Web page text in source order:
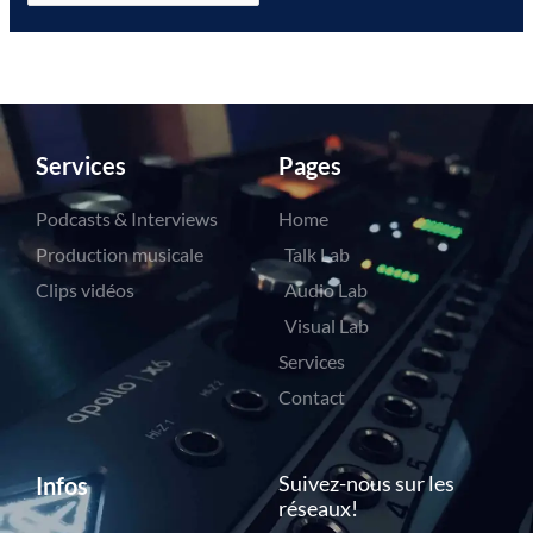
Services
Podcasts & Interviews
Production musicale
Clips vidéos
Pages
Home
Talk Lab
Audio Lab
Visual Lab
Services
Contact
Infos
Suivez-nous sur les
réseaux!